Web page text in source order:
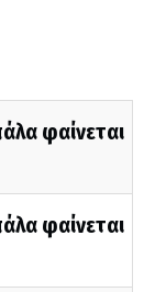
φαίνεται
φαίνεται